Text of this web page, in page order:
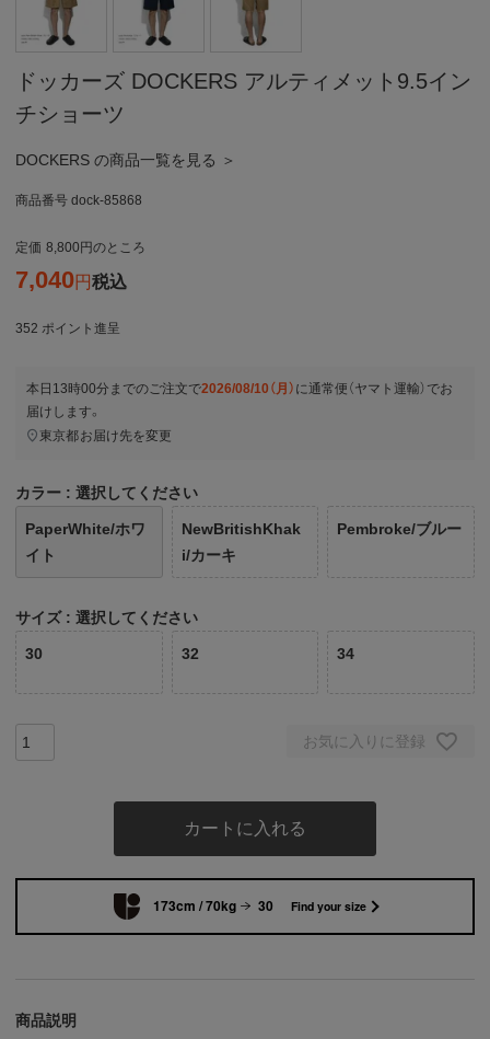
ドッカーズ DOCKERS アルティメット9.5イン
チショーツ
DOCKERS の商品一覧を見る ＞
商品番号 dock-85868
定価 8,800 のところ
7,040 税込
352 ポイント進呈
本日 13時00分 までのご注文で2026/08/10（月） に通常便（ヤマト運輸） でお
届けします。
東京都お届け先を変更
カラー 選択してください
PaperWhite/ホワ
イト
NewBritishKhak
i/カーキ
Pembroke/ブルー
サイズ 選択してください
30 32 34
お気に入りに登録
カートに入れる
173cm / 70kg 30 Find your size
商品説明